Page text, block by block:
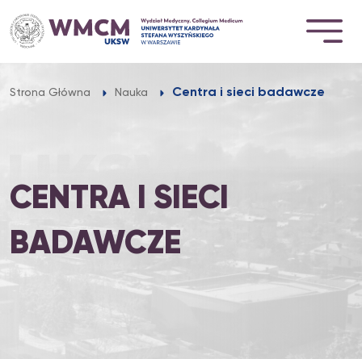
do
treści
Strona Główna Nauka Centra i sieci badawcze
CENTRA I SIECI
BADAWCZE